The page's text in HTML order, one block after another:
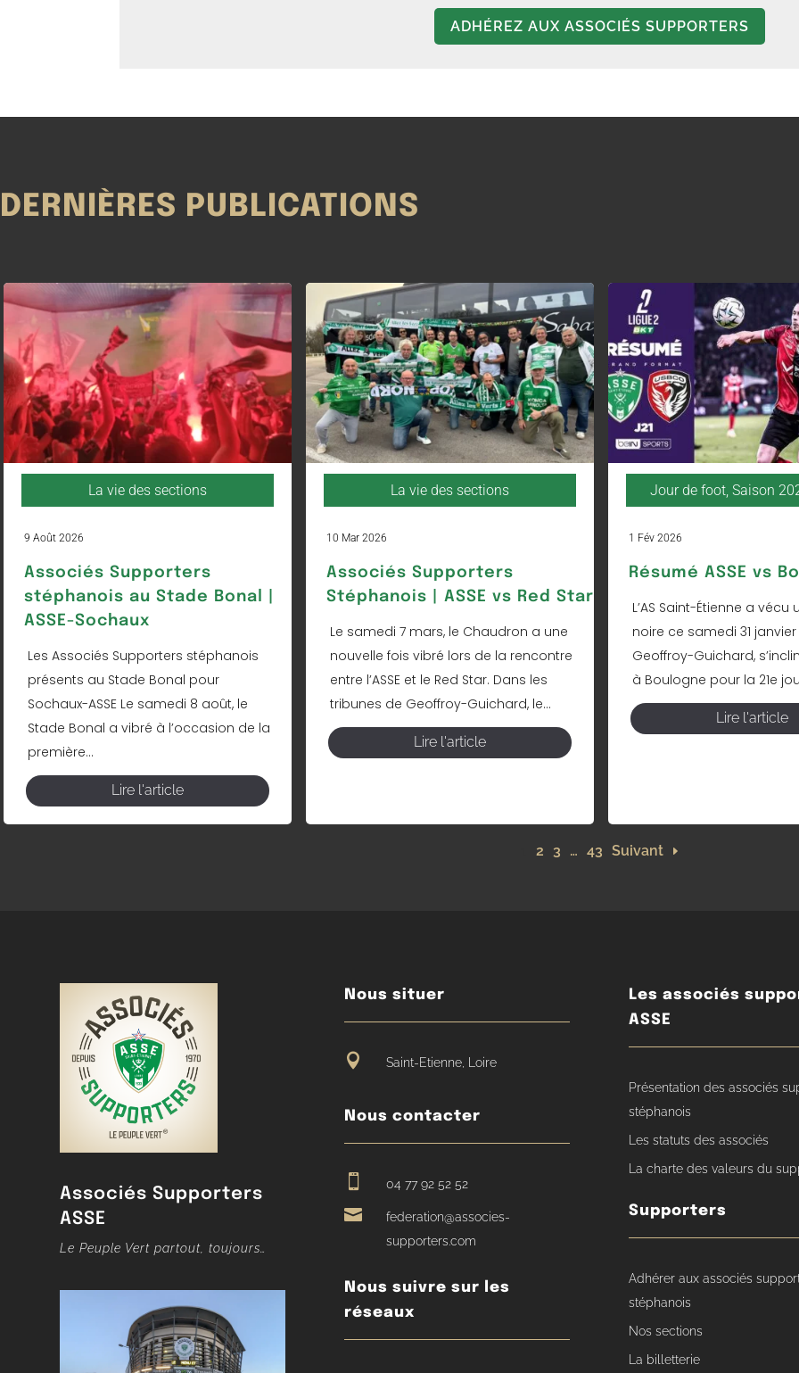
ADHÉREZ AUX ASSOCIÉS SUPPORTERS
DERNIÈRES PUBLICATIONS
La vie des sections
9 Août 2026
Associés Supporters
stéphanois au Stade Bonal |
ASSE-Sochaux
Les Associés Supporters stéphanois
présents au Stade Bonal pour
Sochaux-ASSE Le samedi 8 août, le
Stade Bonal a vibré à l’occasion de la
première...
Lire l'article
La vie des sections
10 Mar 2026
Associés Supporters
Stéphanois | ASSE vs Red Star
Le samedi 7 mars, le Chaudron a une
nouvelle fois vibré lors de la rencontre
entre l’ASSE et le Red Star. Dans les
tribunes de Geoffroy-Guichard, le...
Lire l'article
Jour de foot, Saison
1 Fév 2026
Résumé ASSE vs
L’AS Saint-Étienne a vécu
noire ce samedi 31
Geoffroy-Guichard,
à Boulogne pour la 21e
Lire l'article
2 3 … 43 Suivant
Associés Supporters
ASSE
Le Peuple Vert partout, toujours…
Nous situer
 Saint-Etienne, Loire
Nous contacter
 04 77 92 52 52

federation@associes-
supporters.com
Nous suivre sur les
réseaux
Les associés
ASSE
Présentation des associés
stéphanois
Les statuts des associés
La charte des valeurs du
Supporters
Adhérer aux associés
stéphanois
Nos sections
La billetterie